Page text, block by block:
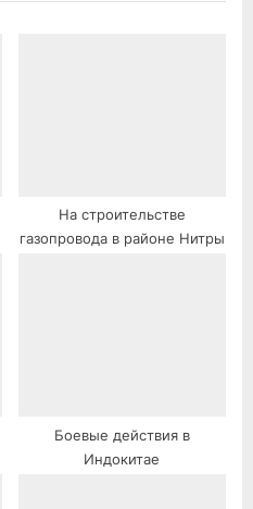
На строительстве
газопровода в районе Нитры
Боевые действия в
Индокитае